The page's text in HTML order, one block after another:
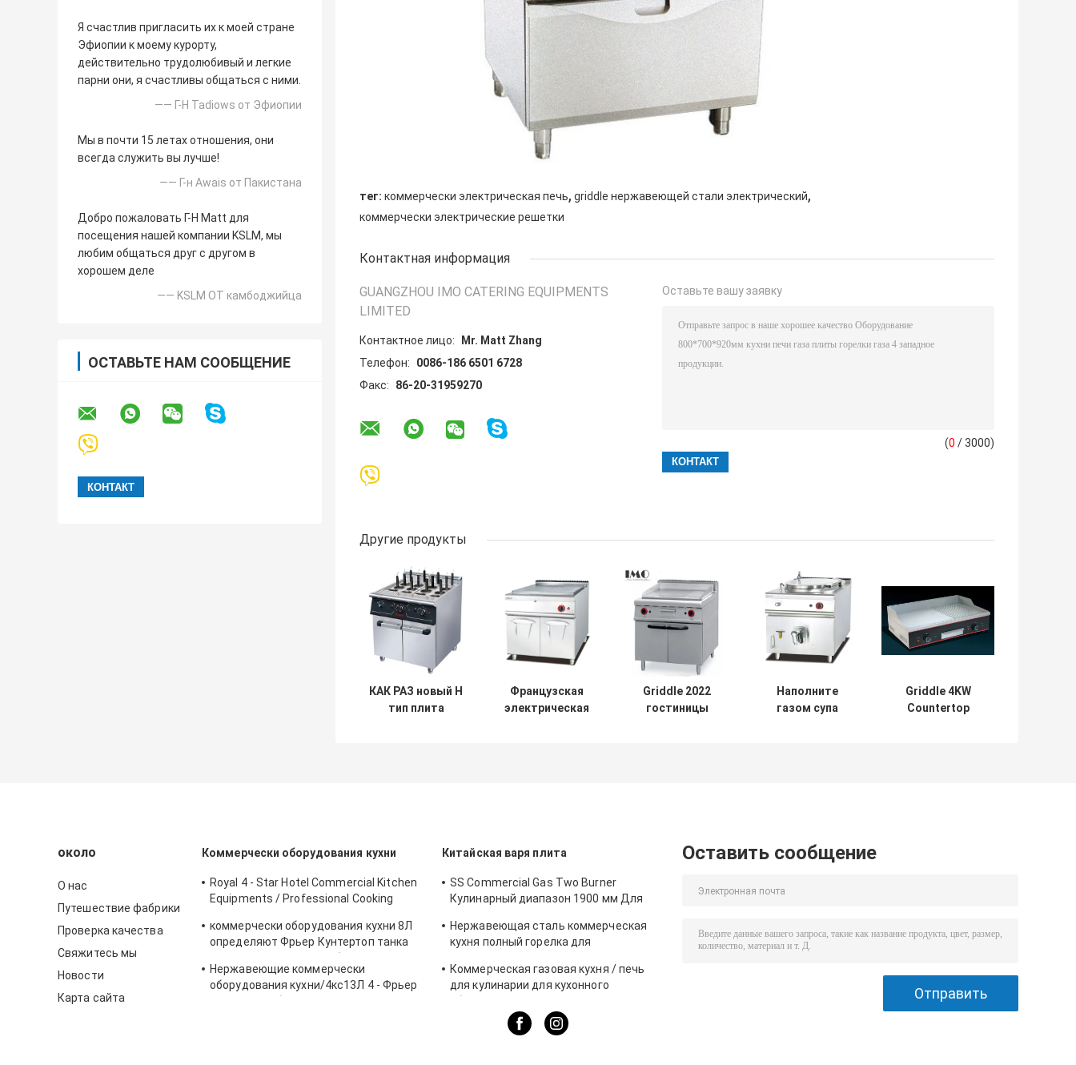
Я счастлив пригласить их к моей стране
Эфиопии к моему курорту,
действительно трудолюбивый и легкие
парни они, я счастливы общаться с ними.
—— Г-Н Tadiows от Эфиопии
Мы в почти 15 летах отношения, они
всегда служить вы лучше!
—— Г-н Awais от Пакистана
Добро пожаловать Г-Н Matt для
посещения нашей компании KSLM, мы
любим общаться друг с другом в
хорошем деле
—— KSLM ОТ камбоджийца
ОСТАВЬТЕ НАМ СООБЩЕНИЕ
тег: коммерчески электрическая печь, griddle нержавеющей стали электрический,
коммерчески электрические решетки
Контактная информация
GUANGZHOU IMO CATERING EQUIPMENTS
LIMITED
Контактное лицо:
Mr. Matt Zhang
Телефон:
0086-186 6501 6728
Факс:
86-20-31959270
Оставьте вашу заявку
(0 / 3000)
Другие продукты
КАК РАЗ новый Н
тип плита
Французская
электрическая
Griddle 2022
гостиницы
Наполните
газом супа
Griddle 4KW
Countertop
около
О нас
Путешествие фабрики
Проверка качества
Свяжитесь мы
Новости
Карта сайта
Коммерчески оборудования кухни
Royal 4 - Star Hotel Commercial Kitchen
Equipments / Professional Cooking
коммерчески оборудования кухни 8Л
определяют Фрьер Кунтертоп танка
Фрьер
Нержавеющие коммерчески
оборудования кухни/4кс13Л 4 - Фрьер
Китайская варя плита
SS Commercial Gas Two Burner
Кулинарный диапазон 1900 мм Для
Нержавеющая сталь коммерческая
кухня полный горелка для
Коммерческая газовая кухня / печь
для кулинарии для кухонного
Оставить сообщение